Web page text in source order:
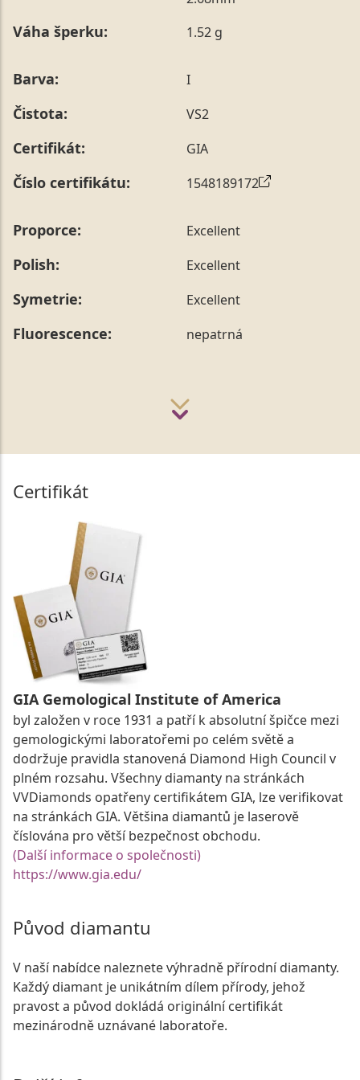
sdělit během jejího telefonického ověření, které z naší
Pro sdělení skladové velikosti tohoto konkrétního
Váha šperku: 1.52 g
Barva: I
Čistota: VS2
Certifikát: GIA
Číslo certifikátu: 1548189172
Proporce: Excellent
Polish: Excellent
Symetrie: Excellent
Fluorescence: nepatrná
Certifikát
GIA Gemological Institute of America
byl založen v roce 1931 a patří k absolutní špičce mezi
gemologickými laboratořemi po celém světě a
dodržuje pravidla stanovená Diamond High Council v
plném rozsahu. Všechny diamanty na stránkách
VVDiamonds opatřeny certifikátem GIA, lze verifikovat
na stránkách GIA. Většina diamantů je laserově
číslována pro větší bezpečnost obchodu.
(Další informace o společnosti)
https://www.gia.edu/
Původ diamantu
V naší nabídce naleznete výhradně přírodní diamanty.
Každý diamant je unikátním dílem přírody, jehož
pravost a původ dokládá originální certifikát
mezinárodně uznávané laboratoře.